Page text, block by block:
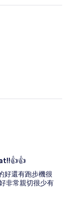
好還有跑步機很
非常親切很少有